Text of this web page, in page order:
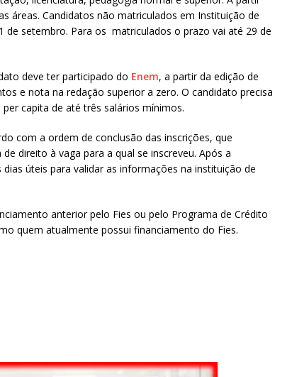
áreas. Candidatos não matriculados em Instituição de
de setembro. Para os matriculados o prazo vai até 29 de
deve ter participado do Enem, a partir da edição de
e nota na redação superior a zero. O candidato precisa
capita de até três salários mínimos.
com a ordem de conclusão das inscrições, que
direito à vaga para a qual se inscreveu. Após a
úteis para validar as informações na instituição de
anterior pelo Fies ou pelo Programa de Crédito
quem atualmente possui financiamento do Fies.